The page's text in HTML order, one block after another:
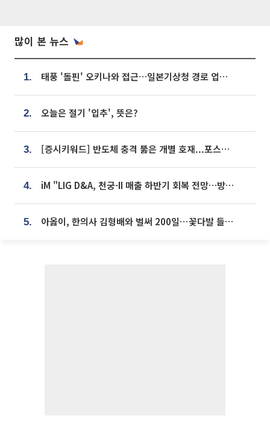
많이 본 뉴스
1. 태풍 '돌핀' 오키나와 접근…일본기상청 경로 업데이트
2. 오늘은 절기 '입추', 뜻은?
3. [증시키워드] 반도체 충격 뚫은 개별 호재...포스코퓨처엠·에코프로·한화솔루션 '눈길'
4. iM "LIG D&A, 천궁-II 매출 하반기 회복 전망…방산 톱픽 유지"
5. 아옳이, 한의사 김형배와 벌써 200일⋯꽃다발 들고 "프러포즈 아냐"